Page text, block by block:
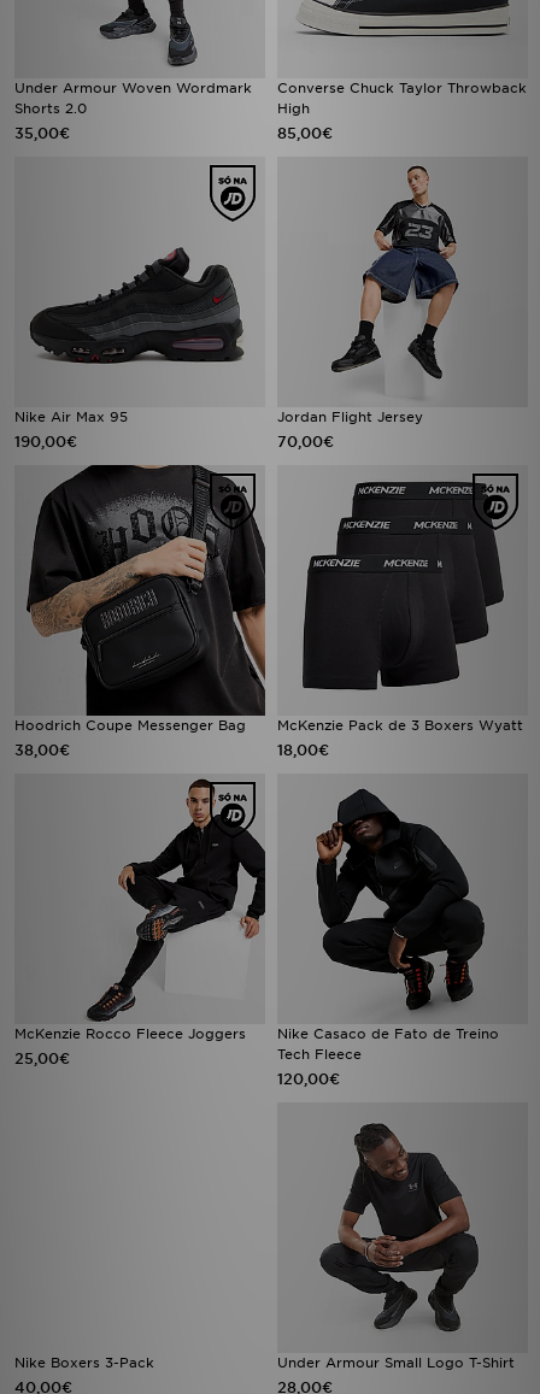
Under Armour Woven Wordmark
Shorts 2.0
35,00€
Converse Chuck Taylor Throwback
High
85,00€
Nike Air Max 95
190,00€
Jordan Flight Jersey
70,00€
Hoodrich Coupe Messenger Bag
38,00€
McKenzie Pack de 3 Boxers Wyatt
18,00€
McKenzie Rocco Fleece Joggers
25,00€
Nike Casaco de Fato de Treino
Tech Fleece
120,00€
Nike Boxers 3-Pack
40,00€
Under Armour Small Logo T-Shirt
28,00€